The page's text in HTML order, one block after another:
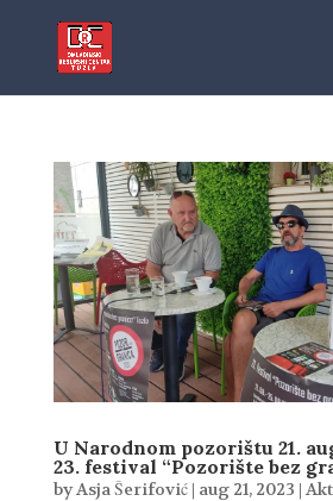
U Narodnom pozorištu 21.
23. festival “Pozorište bez
byAsja Šerifović| aug 21, 2023 |